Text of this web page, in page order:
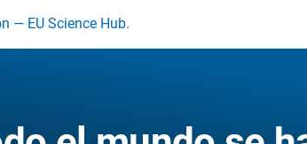
— EU Science Hub.